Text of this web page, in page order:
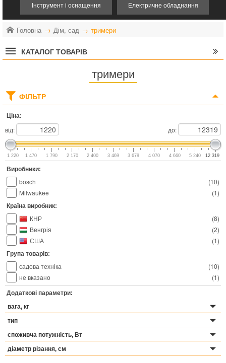
Інструмент і оснащення Електричне обладнання
Головна Дім, сад тримери
КАТАЛОГ ТОВАРІВ
тримери
ФІЛЬТР
Ціна:
від: до:
1 220 1 470 1 790 2 170 2 400 3 469 3 679 4 070 4 660 5 240 12 319
Виробники:
(10)
bosch
(1)
Milwaukee
Країна виробник:
(8)
КНР
(2)
Венгрія
(1)
США
Група товарів:
(10)
садова техніка
(1)
не вказано
Додаткові параметри:
вага, кг
тип
споживча потужність, Вт
діаметр різання, см